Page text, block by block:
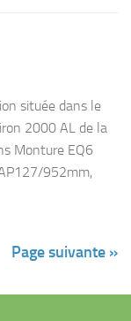
située dans le
2000 AL de la
Monture EQ6
952mm,
Page suivante »